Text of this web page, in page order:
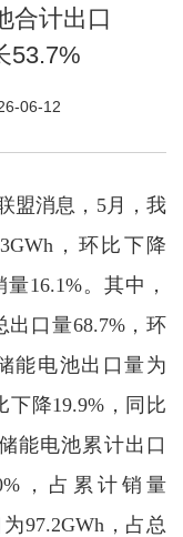
合计出口
53.7%
06-12
盟消息，5月，我
，环比下降
16.1%。其中，
出口量68.7%，环
能电池出口量为
下降19.9%，同比
能电池累计出口
，占累计销量
97.2GWh，占总